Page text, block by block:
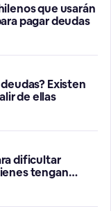
que usarán
pagar deudas
Existen
de ellas
dificultar
tengan